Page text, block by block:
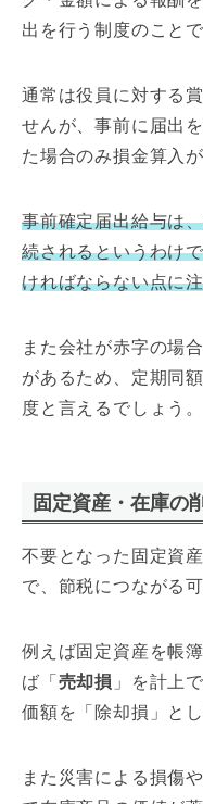
出を行う制度のことで
通常は役員に対する
せんが、事前に届出
た場合のみ損金算入
事前確定届出給与は
続されるというわけ
ければならない点に
また会社が赤字の場
があるため、定期同
度と言えるでしょう。
固定資産・在庫の
不要となった固定資
で、節税につながる
例えば固定資産を帳
ば「 売却損 」を計上
価額を「除却損」と
また災害による損傷